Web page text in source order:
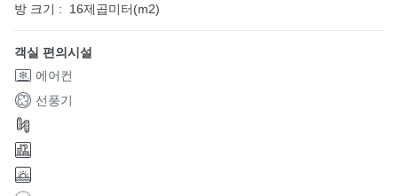
방 크기 :
16제곱미터(m2)
객실 편의시설
에어컨
선풍기